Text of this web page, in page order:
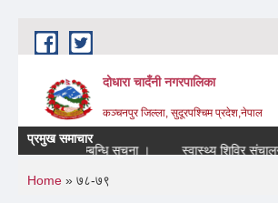
Skip to main content
दोधारा चादँनी नगरपालिका
कञ्चनपुर जिल्ला, सुदूरपश्चिम प्रदेश,नेपाल
प्रमुख समाचार
बन्द रहने सम्बन्धि सूचना ।
स्वास्थ्य शिविर
You are here
Home » ७८-७९